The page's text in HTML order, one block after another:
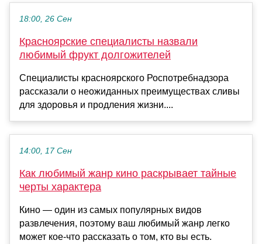
18:00, 26 Сен
Красноярские специалисты назвали
любимый фрукт долгожителей
Специалисты красноярского Роспотребнадзора
рассказали о неожиданных преимуществах сливы
для здоровья и продления жизни....
14:00, 17 Сен
Как любимый жанр кино раскрывает тайные
черты характера
Кино — один из самых популярных видов
развлечения, поэтому ваш любимый жанр легко
может кое-что рассказать о том, кто вы есть.